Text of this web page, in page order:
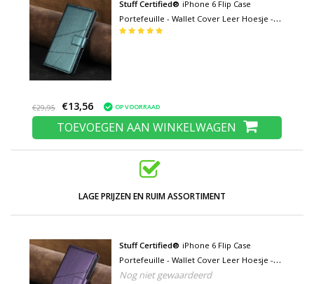
Stuff Certified® iPhone 6 Flip Case
Portefeuille - Wallet Cover Leer Hoesje -
Groen
€29,95 €13,56 OP VOORRAAD
TOEVOEGEN AAN WINKELWAGEN
LAGE PRIJZEN EN RUIM ASSORTIMENT
Stuff Certified® iPhone 6 Flip Case
Portefeuille - Wallet Cover Leer Hoesje -
Paars
Nog niet gewaardeerd